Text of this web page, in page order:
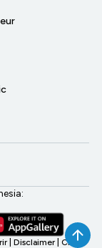
Disclaimer CNBC